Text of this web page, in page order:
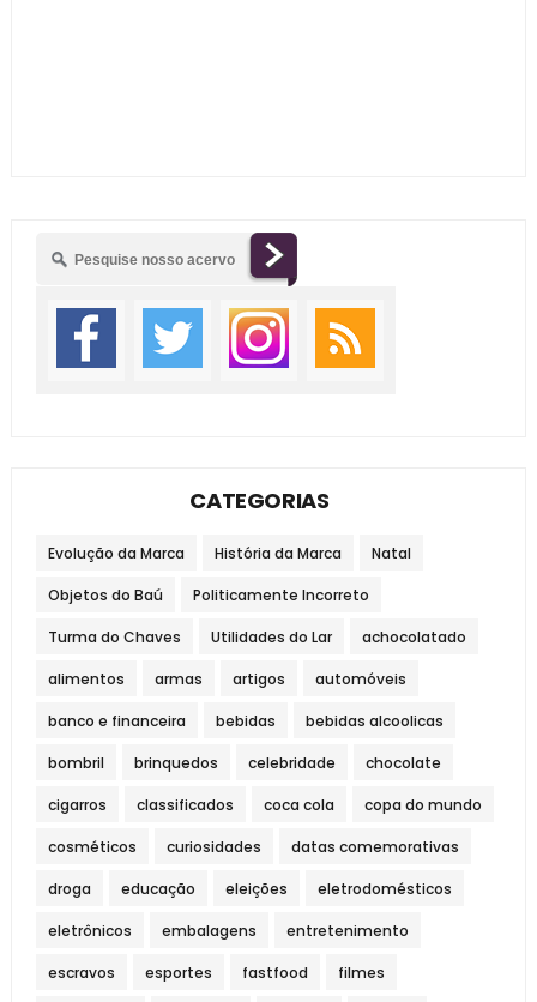
CATEGORIAS
Evolução da Marca História da Marca Natal
Objetos do Baú Politicamente Incorreto
Turma do Chaves Utilidades do Lar achocolatado
alimentos armas artigos automóveis
banco e financeira bebidas bebidas alcoolicas
bombril brinquedos celebridade chocolate
cigarros classificados coca cola copa do mundo
cosméticos curiosidades datas comemorativas
droga educação eleições eletrodomésticos
eletrônicos embalagens entretenimento
escravos esportes fastfood filmes